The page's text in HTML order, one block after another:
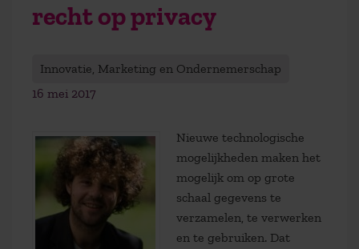
recht op privacy
Innovatie, Marketing en Ondernemerschap
16 mei 2017
Nieuwe technologische
mogelijkheden maken het
mogelijk om op grote
schaal gegevens te
verzamelen, te verwerken
en te gebruiken. Dat